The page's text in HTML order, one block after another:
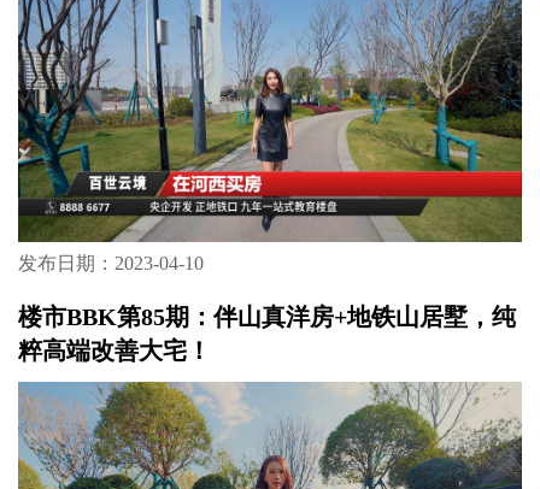
发布日期：2023-04-10
楼市BBK第85期：伴山真洋房+地铁山居墅，纯
粹高端改善大宅！